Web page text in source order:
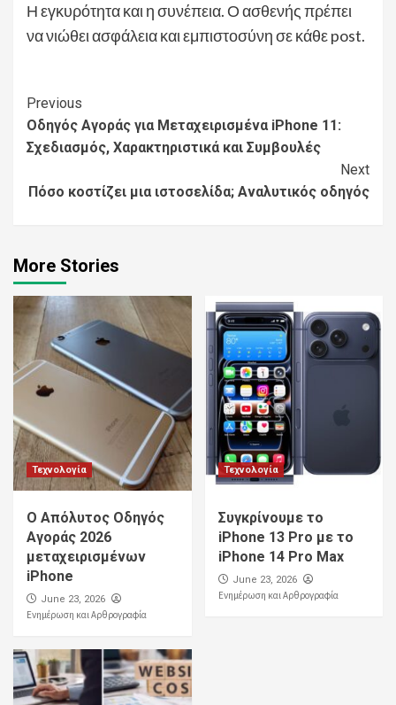
Η εγκυρότητα και η συνέπεια. Ο ασθενής πρέπει
να νιώθει ασφάλεια και εμπιστοσύνη σε κάθε post.
Continue
Reading
Previous
Οδηγός Αγοράς για Μεταχειρισμένα iPhone 11:
Σχεδιασμός, Χαρακτηριστικά και Συμβουλές
Next
Πόσο κοστίζει μια ιστοσελίδα; Αναλυτικός οδηγός
More Stories
Τεχνολογία
Ο Απόλυτος Οδηγός
Αγοράς 2026
μεταχειρισμένων
iPhone
June 23, 2026
Ενημέρωση και Αρθρογραφία
Τεχνολογία
Συγκρίνουμε το
iPhone 13 Pro με το
iPhone 14 Pro Max
June 23, 2026
Ενημέρωση και Αρθρογραφία